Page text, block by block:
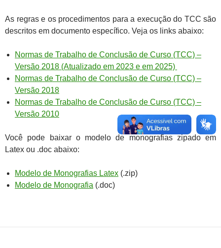
As regras e os procedimentos para a execução do TCC são
descritos em documento específico. Veja os links abaixo:
Normas de Trabalho de Conclusão de Curso (TCC) –
Versão 2018 (Atualizado em 2023 e em 2025)
Normas de Trabalho de Conclusão de Curso (TCC) –
Versão 2018
Normas de Trabalho de Conclusão de Curso (TCC) –
Versão 2010
Você pode baixar o modelo de monografias zipado em
Latex ou .doc abaixo:
Modelo de Monografias Latex (.zip)
Modelo de Monografia (.doc)